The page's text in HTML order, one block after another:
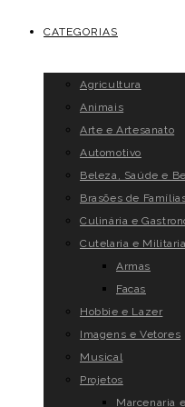
CATEGORIAS
Agricultura
Animais
Arte e Artesanato
Automotivo
Beleza, Saúde e
Brasões de
Culinária e
Cutelaria e Militaria
Armas
Facas
Hobbie e Lazer
Imagens e Vetores
Musical
Projetos
Marcenaria